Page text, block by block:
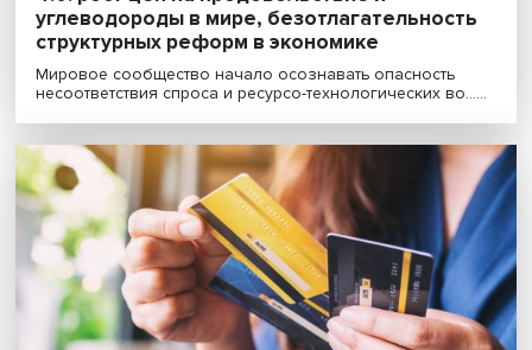
Умная поликлиника: какой должна быть
новая модель первичной медицинской
помощи
Пандемия привела к росту дефицита врачей,
работающих в поликлиниках, повышению спроса на
медицинс......